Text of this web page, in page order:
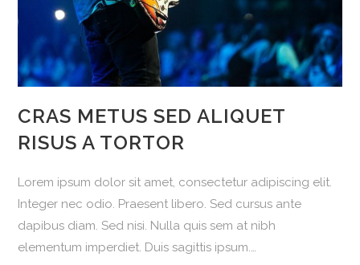
CRAS METUS SED ALIQUET
RISUS A TORTOR
Lorem ipsum dolor sit amet, consectetur adipiscing elit.
Integer nec odio. Praesent libero. Sed cursus ante
dapibus diam. Sed nisi. Nulla quis sem at nibh
elementum imperdiet. Duis sagittis ipsum.…